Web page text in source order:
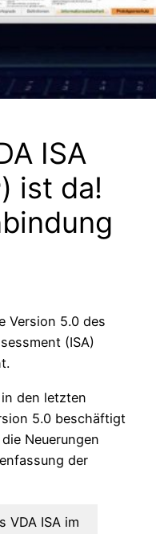
ISA
ist da!
Version 5.0 des
(ISA)
den letzten
5.0 beschäftigt
Neuerungen
der
VDA ISA im